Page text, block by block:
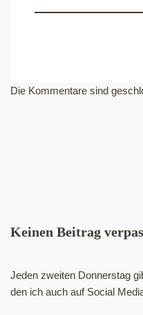
Die Kommentare sind
Keinen Beitrag
Jeden zweiten Donnerstag
den ich auch auf Social